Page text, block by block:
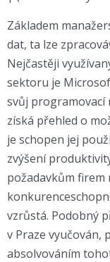
Základem
dat, ta lze
Nejčastěji
sektoru je
svůj programovací
získá přehled o
je schopen jej
zvýšení
požadavkům
vzrůstá. Podobný
v Praze vyučován,
absolvováním